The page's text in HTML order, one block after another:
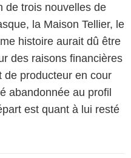
de trois nouvelles de
la Maison Tellier, le
histoire aurait dû être
des raisons financières
de producteur en cour
abandonnée au profil
est quant à lui resté